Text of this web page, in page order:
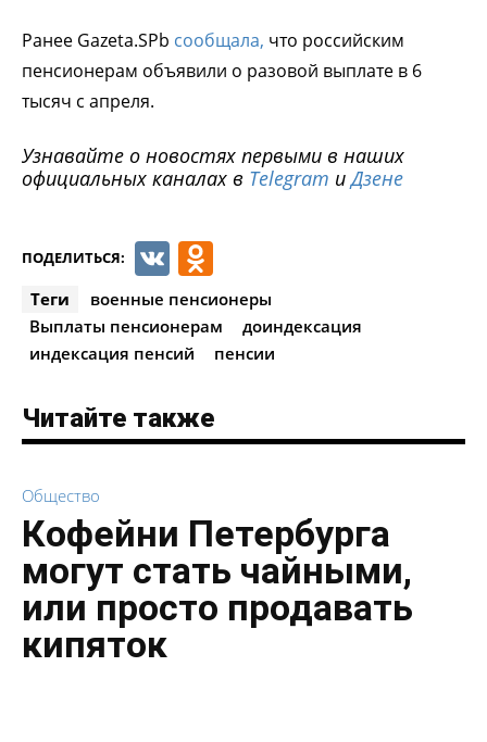
Ранее Gazeta.SPb сообщала, что российским
пенсионерам объявили о разовой выплате в 6
тысяч с апреля.
Узнавайте о новостях первыми в наших
официальных каналах в Telegram иДзене
ПОДЕЛИТЬСЯ: VK
Теги
военные пенсионеры
Выплаты пенсионерам
доиндексация
индексация пенсий
пенсии
Читайте также
Общество
Кофейни Петербурга
могут стать чайными,
или просто продавать
кипяток